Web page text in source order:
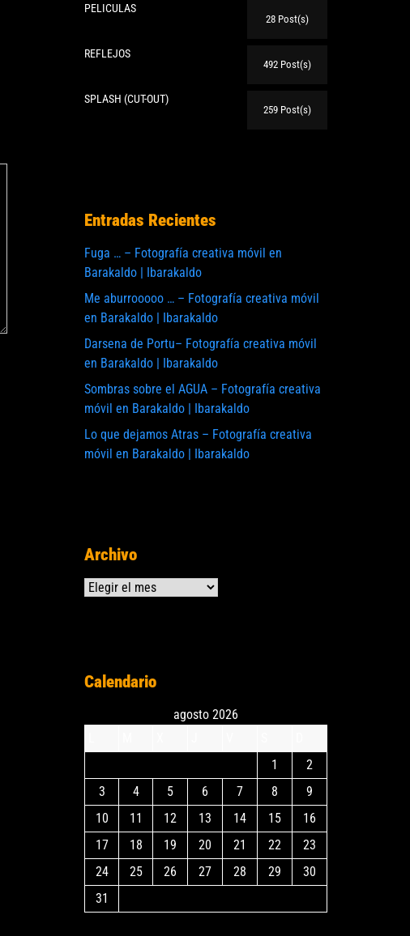
PELICULAS
28 Post(s)
REFLEJOS
492 Post(s)
SPLASH (CUT-OUT)
259 Post(s)
Entradas Recientes
Fuga … – Fotografía creativa móvil en
Barakaldo | Ibarakaldo
Me aburrooooo … – Fotografía creativa móvil
en Barakaldo | Ibarakaldo
Darsena de Portu– Fotografía creativa móvil
en Barakaldo | Ibarakaldo
Sombras sobre el AGUA – Fotografía creativa
móvil en Barakaldo | Ibarakaldo
Lo que dejamos Atras – Fotografía creativa
móvil en Barakaldo | Ibarakaldo
Archivo
Archivos
Calendario
agosto 2026
1
2
3
4 5 6 7 8
9
10
11 12 13 14 15
16
17
18 19 20 21 22
23
24
25 26 27 28 29
30
31